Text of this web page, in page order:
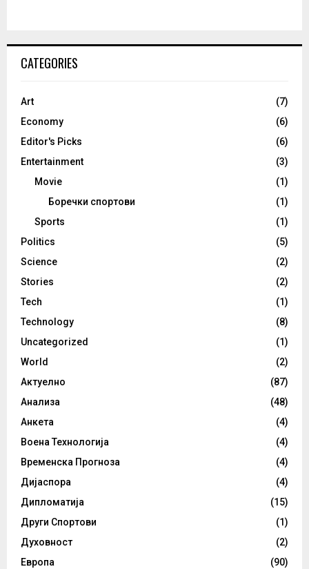
CATEGORIES
Art
(7)
Economy
(6)
Editor's Picks
(6)
Entertainment
(3)
Movie
(1)
Боречки спортови
(1)
Sports
(1)
Politics
(5)
Science
(2)
Stories
(2)
Tech
(1)
Technology
(8)
Uncategorized
(1)
World
(2)
Актуелно
(87)
Анализа
(48)
Анкета
(4)
Воена Технологија
(4)
Временска Прогноза
(4)
Дијаспора
(4)
Дипломатија
(15)
Други Спортови
(1)
Духовност
(2)
Европа
(90)